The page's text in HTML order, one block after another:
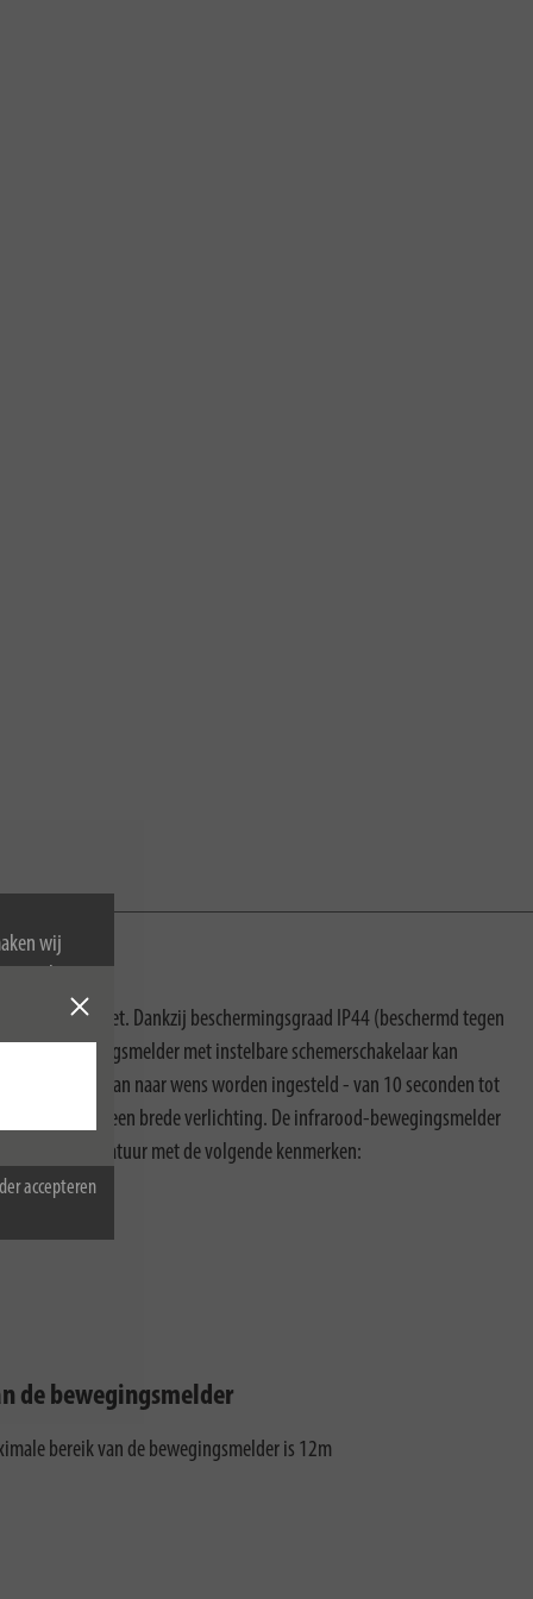
wij
accepteren
eisen voldoet. Dankzij beschermingsgraad IP44 (beschermd tegen
De bewegingsmelder met instelbare schemerschakelaar kan
kan naar wens worden ingesteld - van 10 seconden tot
voor een brede verlichting. De infrarood-bewegingsmelder
de armatuur met de volgende kenmerken:
de bewegingsmelder
bereik van de bewegingsmelder is 12m